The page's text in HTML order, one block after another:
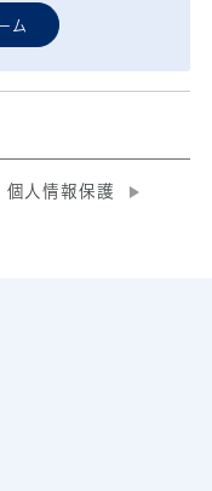
ム
個人情報保護